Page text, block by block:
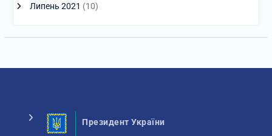
Липень 2021 (10)
Президент України